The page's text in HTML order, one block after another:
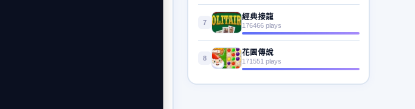
7
經典接龍
176466 plays
8
花園傳說
171551 plays